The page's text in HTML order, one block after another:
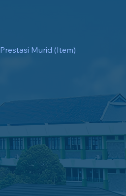
Prestasi Murid (Item)